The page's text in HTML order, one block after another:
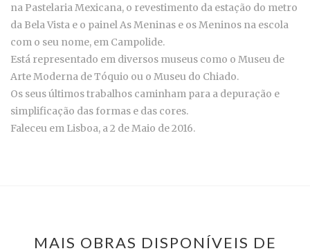
na Pastelaria Mexicana, o revestimento da estação do metro
da Bela Vista e o painel As Meninas e os Meninos na escola
com o seu nome, em Campolide.
Está representado em diversos museus como o Museu de
Arte Moderna de Tóquio ou o Museu do Chiado.
Os seus últimos trabalhos caminham para a depuração e
simplificação das formas e das cores.
Faleceu em Lisboa, a 2 de Maio de 2016.
MAIS OBRAS DISPONÍVEIS DE